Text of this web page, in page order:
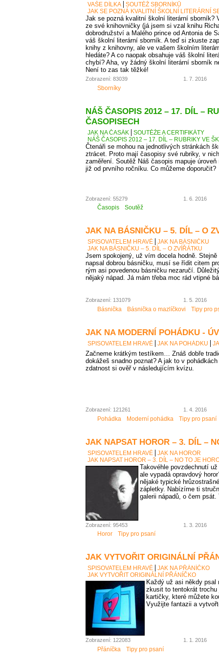
VAŠE DÍLKA
SOUTĚŽ SBORNÍKŮ
JAK SE POZNÁ KVALITNÍ ŠKOLNÍ LITERÁRNÍ
Jak se pozná kvalitní školní literární sborník?
ze své knihovničky (já jsem si vzal knihu
dobrodružství a Malého prince od Antonia de
váš školní literární sborník. A teď si zkuste
knihy z knihovny, ale ve vašem školním
hledáte? A co naopak obsahuje váš školní
chybí? Aha, vy žádný školní literární sborník
Není to zas tak těžké!
Zobrazení: 83039 1. 7. 2016
Sborníky
NÁŠ ČASOPIS 2012 – 17. DÍL –
ČASOPISECH
JAK NA ČASÁK
SOUTĚŽE A CERTIFIKÁTY
NÁŠ ČASOPIS 2012 – 17. DÍL – RUBRIKY VE
Čtenáři se mohou na jednotlivých stránkách
ztrácet. Proto mají časopisy své rubriky, v
zaměření. Soutěž Náš časopis mapuje
již od prvního ročníku. Co můžeme doporučit?
Zobrazení: 55279 1. 6. 2016
Časopis Soutěž
JAK NA BÁSNIČKU – 5. DÍL – O
SPISOVATELEM HRAVĚ
JAK NA BÁSNIČKU
JAK NA BÁSNIČKU – 5. DÍL – O ZVÍŘÁTKU
Jsem spokojený, už vím docela hodně.
napsal dobrou básničku, musí se řídit citem
rým asi povedenou básničku nezaručí.
nějaký nápad. Já mám třeba moc rád vtipné
Zobrazení: 131079 1. 5. 2016
Básnička Básnička o mazlíčkovi Tipy pro
JAK NA MODERNÍ POHÁDKU -
SPISOVATELEM HRAVĚ JAK NA POHÁDKU
Začneme krátkým testíkem… Znáš dobře
dokážeš snadno poznat? A jak to v
zdatnost si ověř v následujícím kvízu.
Zobrazení: 121261 1. 4. 2016
Pohádka Moderní pohádka Tipy pro psaní
JAK NAPSAT HOROR – 3. DÍL –
SPISOVATELEM HRAVĚ
JAK NA HOROR
JAK NAPSAT HOROR – 3. DÍL – NO TO JE
Takovéhle povzdechnutí
ale vypadá opravdový
nějaké typické
zápletky. Nabízíme ti
galerii nápadů, o čem psát.
Zobrazení: 95453 1. 3. 2016
Horor Tipy pro psaní
JAK VYTVOŘIT ORIGINÁLNÍ
SPISOVATELEM HRAVĚ
JAK NA PŘÁNÍČKO
JAK VYTVOŘIT ORIGINÁLNÍ PŘÁNÍČKO
Každý už asi někdy psal
zkusit to tentokrát
kartičky, které můžete
Využijte fantazii a
Zobrazení: 122083 1. 1. 2016
Přáníčka Tipy pro psaní